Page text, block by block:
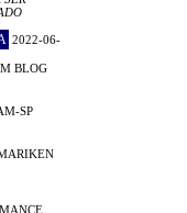
2022-06-
BLOG
SP